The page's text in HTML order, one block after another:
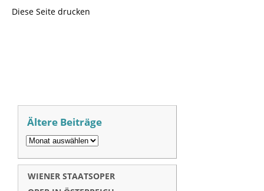
Diese Seite drucken
Ältere Beiträge
WIENER STAATSOPER